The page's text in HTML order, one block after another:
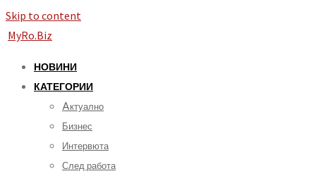
Skip to content
MyRo.Biz
НОВИНИ
КАТЕГОРИИ
Aктуално
Бизнес
Интервюта
След работа